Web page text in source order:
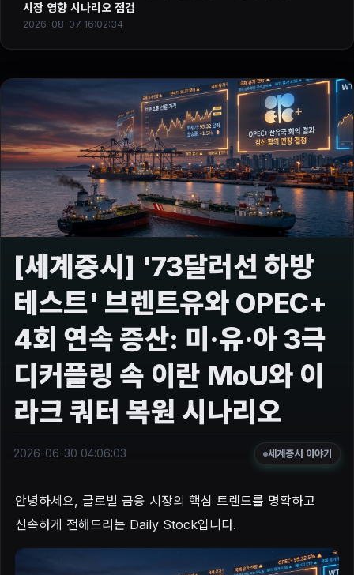
시장 영향 시나리오 점검
2026-08-07 16:02:34
[세계증시] '73달러선 하방
테스트' 브렌트유와 OPEC+
4회 연속 증산: 미·유·아 3극
디커플링 속 이란 MoU와 이
라크 쿼터 복원 시나리오
2026-06-30 04:06:03 세계증시 이야기
안녕하세요, 글로벌 금융 시장의 핵심 트렌드를 명확하고
신속하게 전해드리는 Daily Stock입니다.